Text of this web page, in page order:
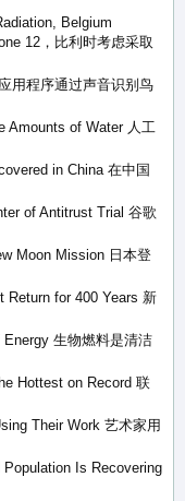
Belgium
12，比利时考虑采取
用程序通过声音识别鸟
Amounts of Water 人工
in China 在中国
of Antitrust Trial 谷歌
Moon Mission 日本登
Return for 400 Years 新
生物燃料是清洁
Hottest on Record 联
Their Work 艺术家用
Is Recovering